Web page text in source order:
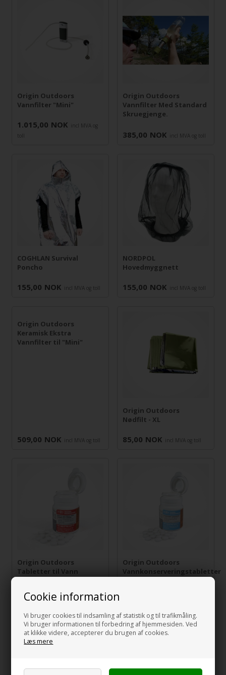
Cookie information
Vi bruger cookies til indsamling af statistik og til trafikmåling.
Vi bruger informationen til forbedring af hjemmesiden. Ved
at klikke videre, accepterer du brugen af cookies.
Læs mere
Origin Outdoors
Vannfilter "Mini"
1.015,00 NOK
incl MVA og
toll
Origin Outdoors
Vannfilter Med Standard
Skruegjenge.
385,00 NOK incl MVA og toll
COGHLAN Survival
Poncho
155,00 NOK incl MVA og toll
NORDPOL
Hovedmyggnett
155,00 NOK incl MVA og toll
Origin Outdoors
Keramisk Ekstra
Vannfilter til "Mini"
509,00 NOK incl MVA og toll
Origin Outdoors
Nødfilt - XL
85,00 NOK incl MVA og toll
Origin Outdoors
Tabletter til Vann
Origin Outdoors
Vannkonserveringstabletter